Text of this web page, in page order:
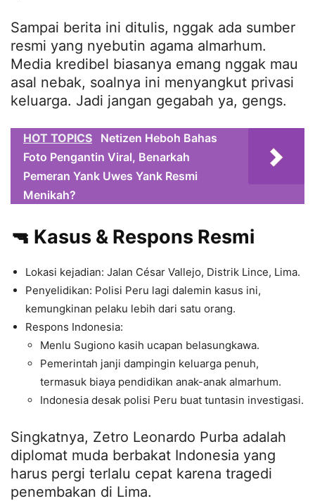
Sampai berita ini ditulis, nggak ada sumber
resmi yang nyebutin agama almarhum.
Media kredibel biasanya emang nggak mau
asal nebak, soalnya ini menyangkut privasi
keluarga. Jadi jangan gegabah ya, gengs.
HOT TOPICS
Netizen Heboh Bahas
Foto Pengantin Viral, Benarkah
Pemeran Yank Uwes Yank Resmi
Menikah?
🔫 Kasus & Respons Resmi
Lokasi kejadian: Jalan César Vallejo, Distrik Lince, Lima.
Penyelidikan: Polisi Peru lagi dalemin kasus ini,
kemungkinan pelaku lebih dari satu orang.
Respons Indonesia:
Menlu Sugiono kasih ucapan belasungkawa.
Pemerintah janji dampingin keluarga penuh,
termasuk biaya pendidikan anak-anak almarhum.
Indonesia desak polisi Peru buat tuntasin investigasi.
Singkatnya, Zetro Leonardo Purba adalah
diplomat muda berbakat Indonesia yang
harus pergi terlalu cepat karena tragedi
penembakan di Lima.